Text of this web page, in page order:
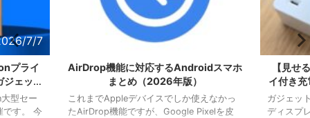
7/7
プライ
ェット
型セー
です。 今
AirDrop機能に対応するAndroidスマホ
まとめ（2026年版）
これまでAppleデバイスでしか使えなかっ
たAirDrop機能ですが、Google Pixelを皮
【見せ
イ付き
ガジェッ
ディスプ